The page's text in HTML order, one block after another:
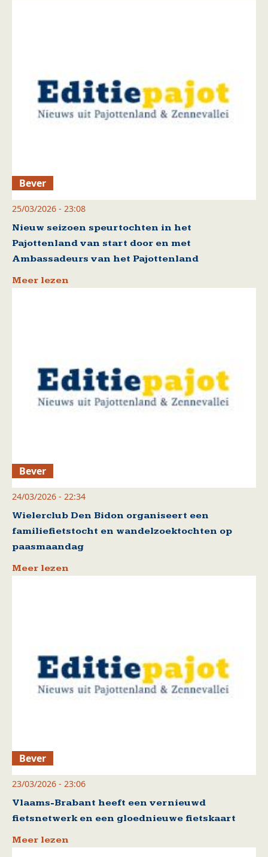
Bever
25/03/2026 - 23:08
Nieuw seizoen speurtochten in het
Pajottenland van start door en met
Ambassadeurs van het Pajottenland
Meer lezen
Bever
24/03/2026 - 22:34
Wielerclub Den Bidon organiseert een
familiefietstocht en wandelzoektochten op
paasmaandag
Meer lezen
Bever
23/03/2026 - 23:06
Vlaams-Brabant heeft een vernieuwd
fietsnetwerk en een gloednieuwe fietskaart
Meer lezen